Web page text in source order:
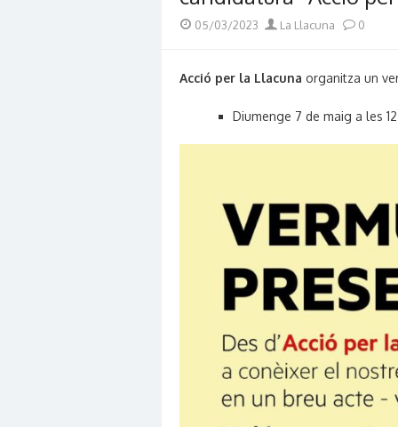
Posted
05/03/2023 AuthorLa Llacuna 0
Acció per la Llacuna organitza un
Diumenge 7 de maig a les